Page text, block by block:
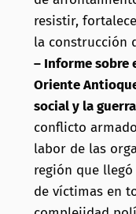
resistir,
la construcción
– Informe sobre
Oriente
social y la
conflicto
labor de las
región que
de víctimas en